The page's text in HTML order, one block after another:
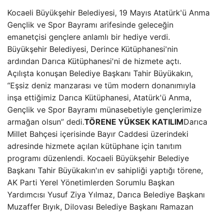
Kocaeli Büyükşehir Belediyesi, 19 Mayıs Atatürk'ü Anma
Gençlik ve Spor Bayramı arifesinde geleceğin
emanetçisi gençlere anlamlı bir hediye verdi.
Büyükşehir Belediyesi, Derince Kütüphanesi'nin
ardından Darıca Kütüphanesi'ni de hizmete açtı.
Açılışta konuşan Belediye Başkanı Tahir Büyükakın,
“Eşsiz deniz manzarası ve tüm modern donanımıyla
inşa ettiğimiz Darıca Kütüphanesi, Atatürk'ü Anma,
Gençlik ve Spor Bayramı münasebetiyle gençlerimize
armağan olsun” dedi.TÖRENE YÜKSEK KATILIMDarıca
Millet Bahçesi içerisinde Bayır Caddesi üzerindeki
adresinde hizmete açılan kütüphane için tanıtım
programı düzenlendi. Kocaeli Büyükşehir Belediye
Başkanı Tahir Büyükakın'ın ev sahipliği yaptığı törene,
AK Parti Yerel Yönetimlerden Sorumlu Başkan
Yardımcısı Yusuf Ziya Yılmaz, Darıca Belediye Başkanı
Muzaffer Bıyık, Dilovası Belediye Başkanı Ramazan